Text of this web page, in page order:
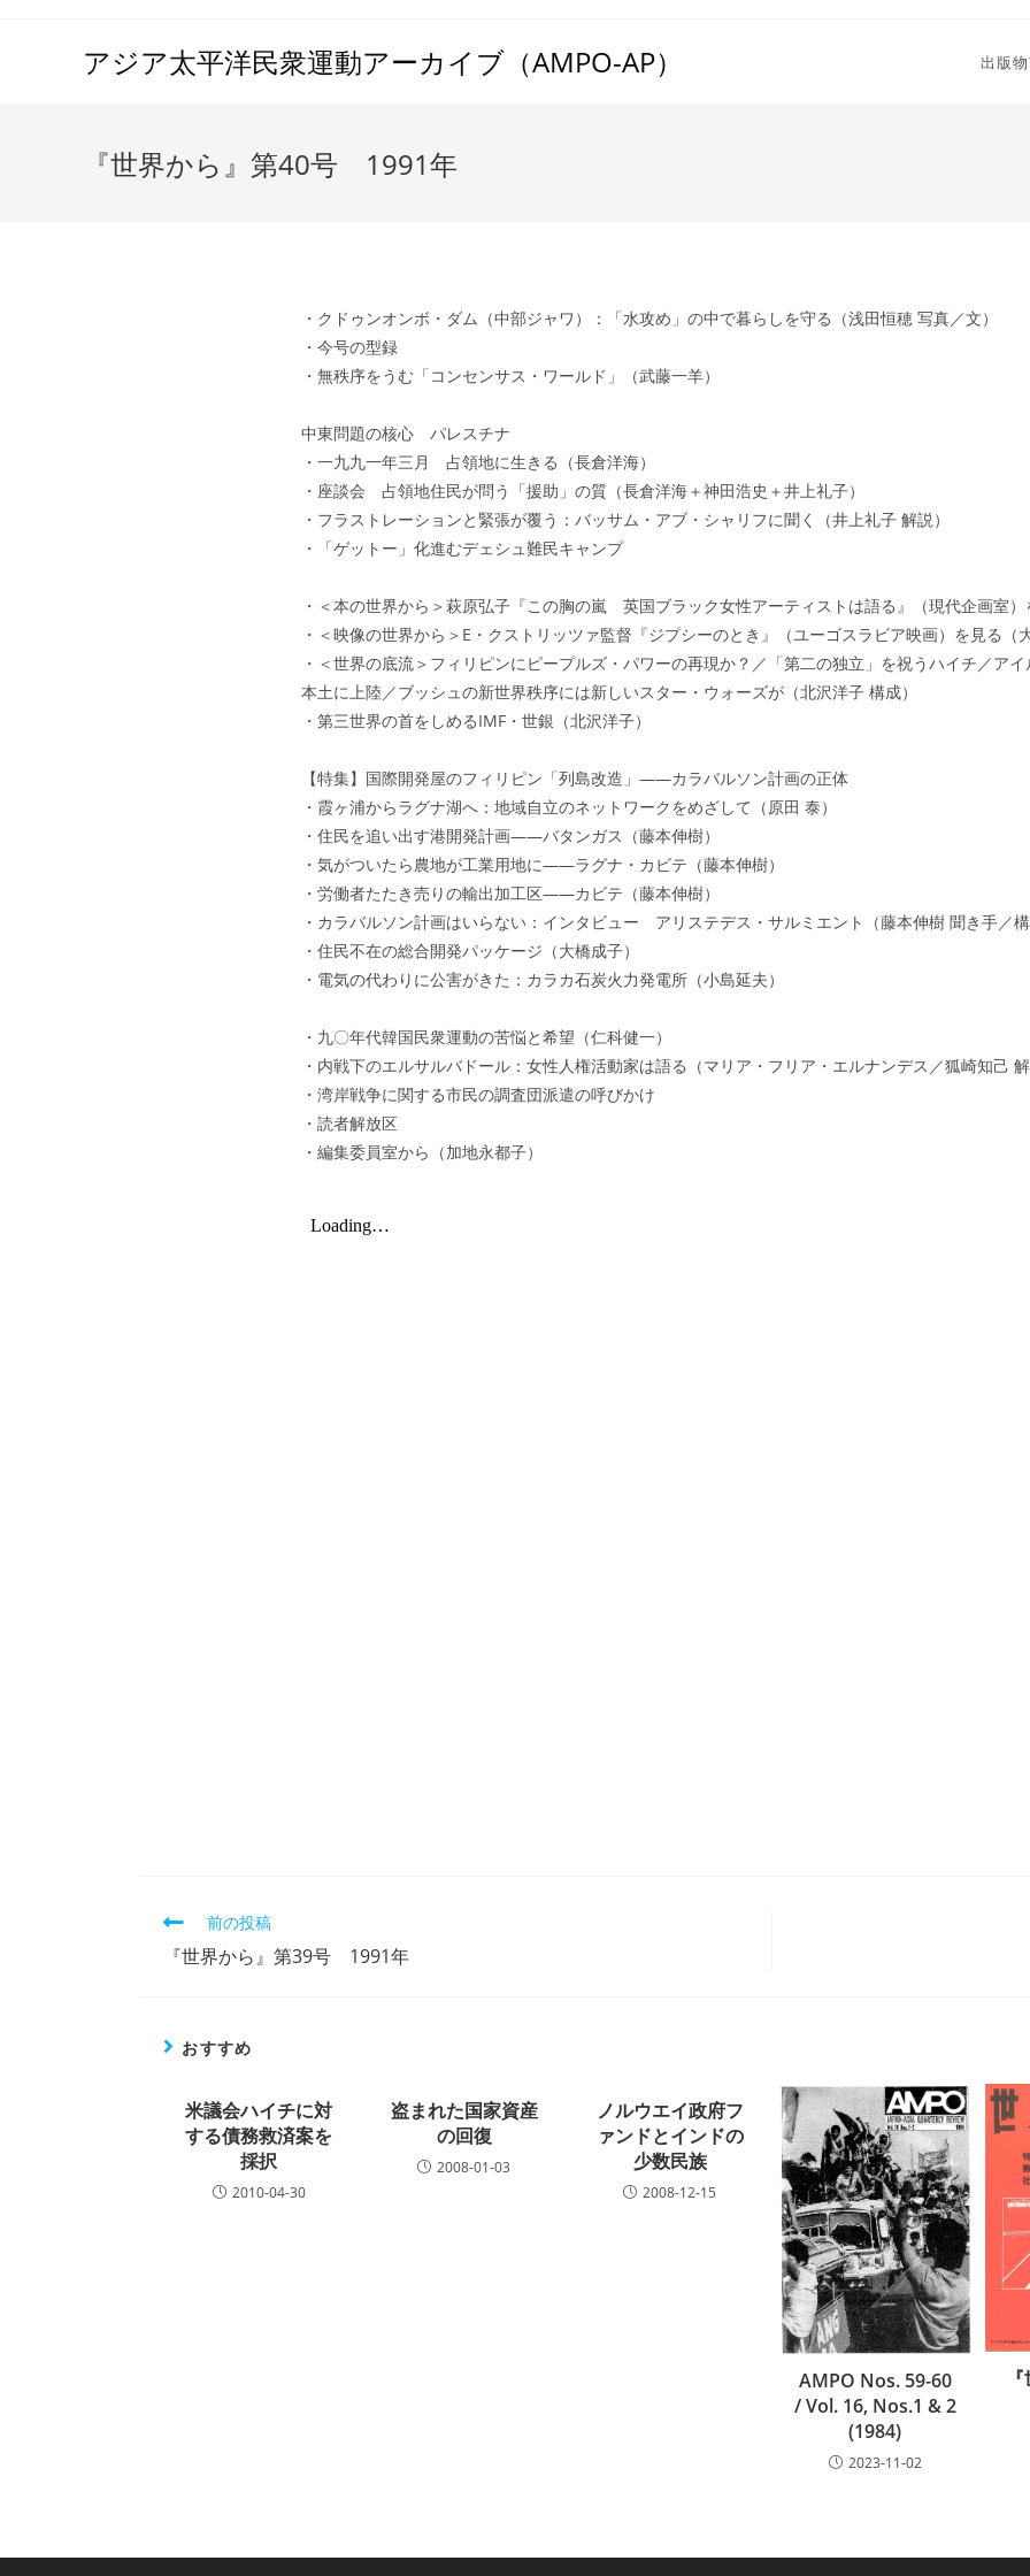
アジア太平洋民衆運動アーカイブ（AMPO-AP） 出版
『世界から』第40号 1991年
・クドゥンオンボ・ダム（中部ジャワ）：「水攻め」の中で暮らしを守る（浅田恒穂 写真／文）
・今号の型録
・無秩序をうむ「コンセンサス・ワールド」（武藤一羊）
中東問題の核心 パレスチナ
・一九九一年三月 占領地に生きる（長倉洋海）
・座談会 占領地住民が問う「援助」の質（長倉洋海＋神田浩史＋井上礼子）
・フラストレーションと緊張が覆う：バッサム・アブ・シャリフに聞く（井上礼子 解説）
・「ゲットー」化進むデェシュ難民キャンプ
・＜本の世界から＞萩原弘子『この胸の嵐 英国ブラック女性アーティストは語る』（現代企画室
・＜映像の世界から＞E・クストリッツァ監督『ジプシーのとき』（ユーゴスラビア映画）を見る（
・＜世界の底流＞フィリピンにピープルズ・パワーの再現か？／「第二の独立」を祝うハイチ／ア
本土に上陸／ブッシュの新世界秩序には新しいスター・ウォーズが（北沢洋子 構成）
・第三世界の首をしめるIMF・世銀（北沢洋子）
【特集】国際開発屋のフィリピン「列島改造」――カラバルソン計画の正体
・霞ヶ浦からラグナ湖へ：地域自立のネットワークをめざして（原田 泰）
・住民を追い出す港開発計画――バタンガス（藤本伸樹）
・気がついたら農地が工業用地に――ラグナ・カビテ（藤本伸樹）
・労働者たたき売りの輸出加工区――カビテ（藤本伸樹）
・カラバルソン計画はいらない：インタビュー アリステデス・サルミエント（藤本伸樹 聞き手／
・住民不在の総合開発パッケージ（大橋成子）
・電気の代わりに公害がきた：カラカ石炭火力発電所（小島延夫）
・九〇年代韓国民衆運動の苦悩と希望（仁科健一）
・内戦下のエルサルバドール：女性人権活動家は語る（マリア・フリア・エルナンデス／狐崎知己
・湾岸戦争に関する市民の調査団派遣の呼びかけ
・読者解放区
・編集委員室から（加地永都子）
そ
の
他
を
前の投稿
『世界から』第39号 1991年
おすすめ
米議会ハイチに対
する債務救済案を
採択
2010-04-30
盗まれた国家資産
の回復
2008-01-03
ノルウエイ政府フ
ァンドとインドの
少数民族
2008-12-15
AMPO Nos. 59-60
/ Vol. 16, Nos.1 & 2
(1984)
2023-11-02